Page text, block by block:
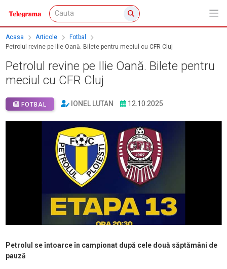
Acasa Articole
Fotbal
Petrolul revine pe Ilie Oană. Bilete pentru meciul cu CFR Cluj
Petrolul revine pe Ilie Oană. Bilete pentru
meciul cu CFR Cluj
FOTBAL IONEL LUTAN 12.10.2025
Petrolul se întoarce în campionat după cele două săptămâni de
pauză